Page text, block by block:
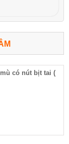
có nút bịt tai (